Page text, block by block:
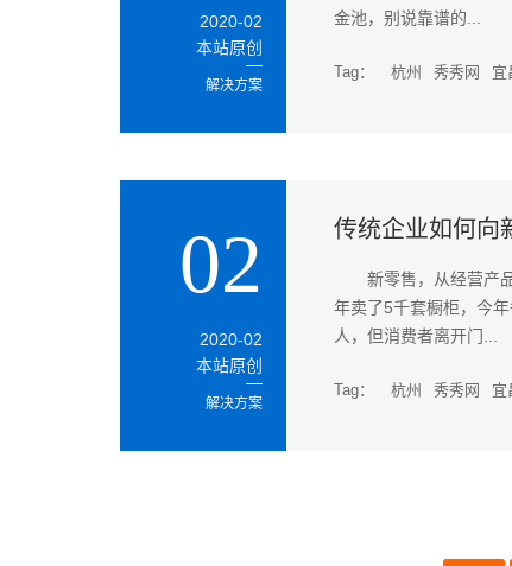
2020-02
本站原创
解决方案
金池，别说靠谱的...
Tag： 杭州 秀秀网 宜
02
2020-02
本站原创
解决方案
传统企业如何向
新零售，从经营产
年卖了5千套橱柜，今
人，但消费者离开门...
Tag： 杭州 秀秀网 宜